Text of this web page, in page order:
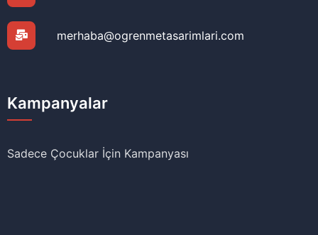
merhaba@ogrenmetasarimlari.com
Kampanyalar
Sadece Çocuklar İçin Kampanyası